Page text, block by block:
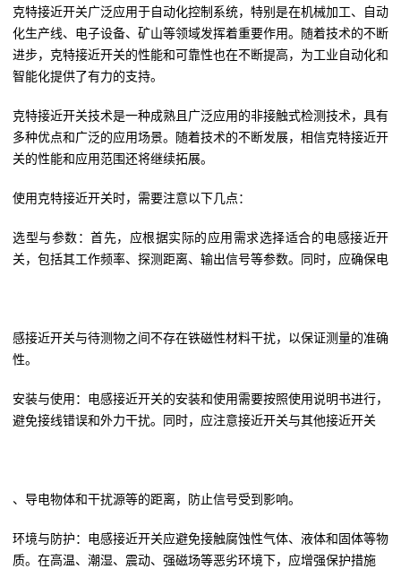
克特接近开关广泛应用于自动化控制系统，特别是在机械加工、自动
化生产线、电子设备、矿山等领域发挥着重要作用。随着技术的不断
进步，克特接近开关的性能和可靠性也在不断提高，为工业自动化和
智能化提供了有力的支持。
克特接近开关技术是一种成熟且广泛应用的非接触式检测技术，具有
多种优点和广泛的应用场景。随着技术的不断发展，相信克特接近开
关的性能和应用范围还将继续拓展。
使用克特接近开关时，需要注意以下几点：
选型与参数：首先，应根据实际的应用需求选择适合的电感接近开
关，包括其工作频率、探测距离、输出信号等参数。同时，应确保电
感接近开关与待测物之间不存在铁磁性材料干扰，以保证测量的准确
性。
安装与使用：电感接近开关的安装和使用需要按照使用说明书进行，
避免接线错误和外力干扰。同时，应注意接近开关与其他接近开关
、导电物体和干扰源等的距离，防止信号受到影响。
环境与防护：电感接近开关应避免接触腐蚀性气体、液体和固体等物
质。在高温、潮湿、震动、强磁场等恶劣环境下，应增强保护措施